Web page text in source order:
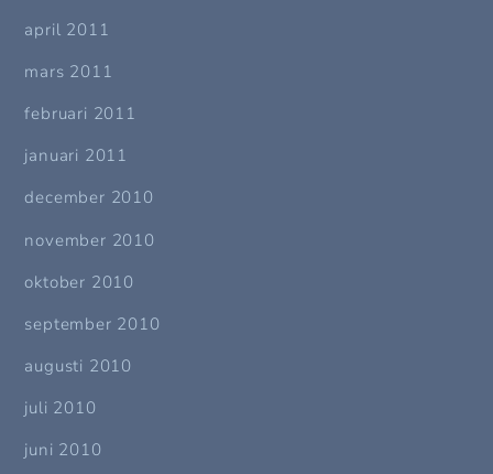
april 2011
mars 2011
februari 2011
januari 2011
december 2010
november 2010
oktober 2010
september 2010
augusti 2010
juli 2010
juni 2010